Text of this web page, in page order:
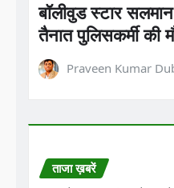
बॉलीवुड स्टार
तैनात पुलिसकर्मी की
Praveen Kumar
ताजा ख़बरें